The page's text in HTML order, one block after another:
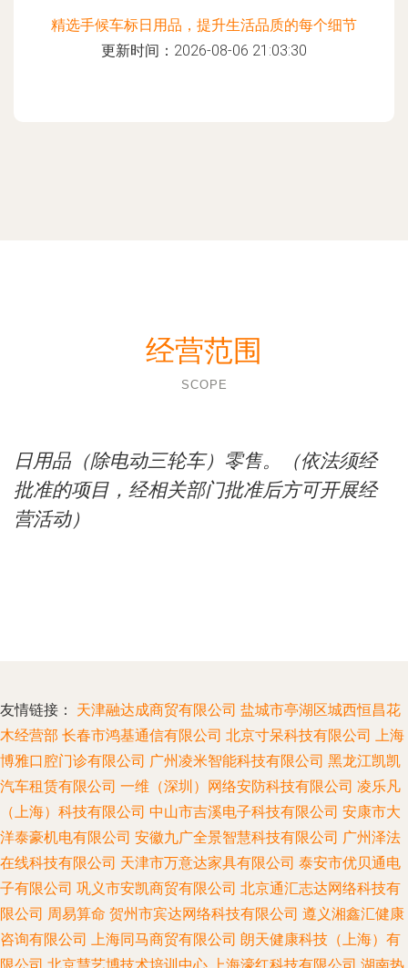
精选手候车标日用品，提升生活品质的每个细节
更新时间：2026-08-06 21:03:30
经营范围
SCOPE
日用品（除电动三轮车）零售。（依法须经
批准的项目，经相关部门批准后方可开展经
营活动）
友情链接： 天津融达成商贸有限公司 盐城市亭湖区城西恒昌花
木经营部 长春市鸿基通信有限公司 北京寸呆科技有限公司 上海
博雅口腔门诊有限公司 广州凌米智能科技有限公司 黑龙江凯凯
汽车租赁有限公司 一维（深圳）网络安防科技有限公司 凌乐凡
（上海）科技有限公司 中山市吉溪电子科技有限公司 安康市大
洋泰豪机电有限公司 安徽九广全景智慧科技有限公司 广州泽法
在线科技有限公司 天津市万意达家具有限公司 泰安市优贝通电
子有限公司 巩义市安凯商贸有限公司 北京通汇志达网络科技有
限公司 周易算命 贺州市宾达网络科技有限公司 遵义湘鑫汇健康
咨询有限公司 上海同马商贸有限公司 朗天健康科技（上海）有